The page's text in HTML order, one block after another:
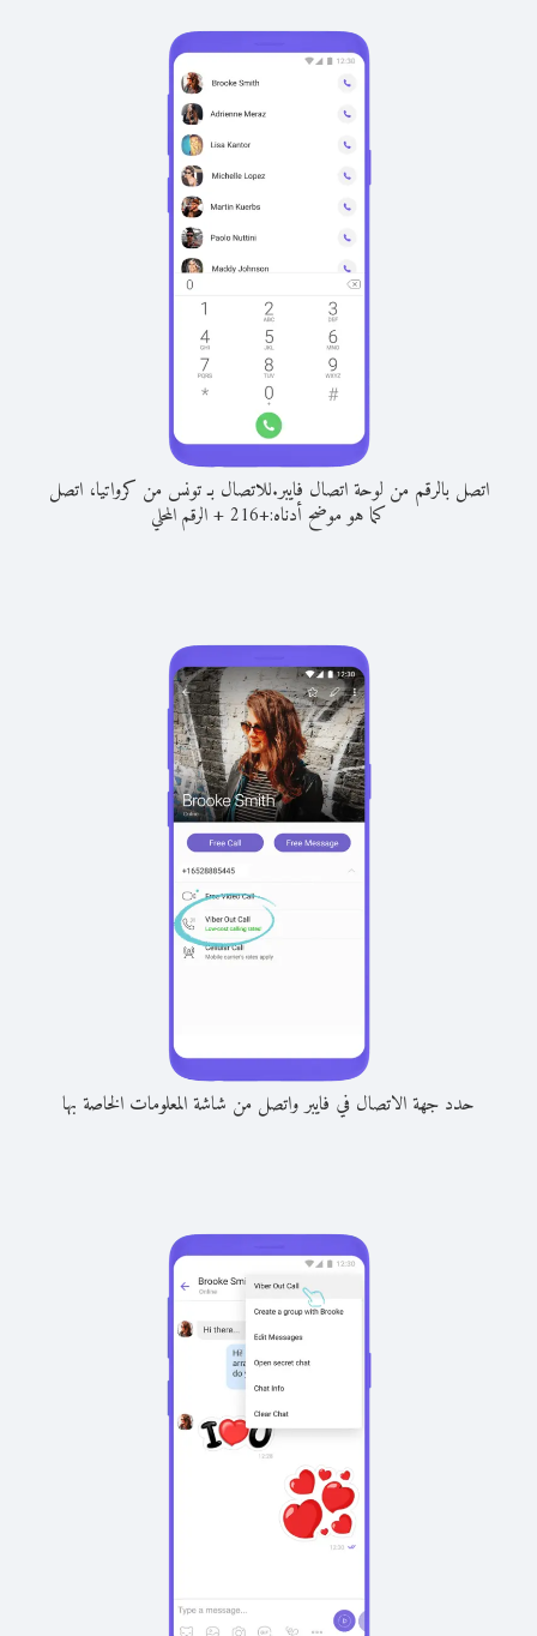
اتصل بالرقم من لوحة اتصال فايبر.للاتصال بـ تونس من كرواتيا، اتصل
كما هو موضح أدناه:+
216
+الرقم المحلي
حدد جهة الاتصال في فايبر واتصل من شاشة المعلومات الخاصة بها